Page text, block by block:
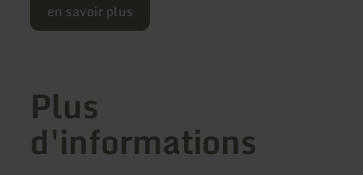
en savoir plus
Plus
d'informations